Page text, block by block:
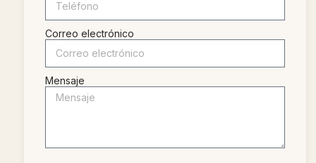
Correo electrónico
Mensaje